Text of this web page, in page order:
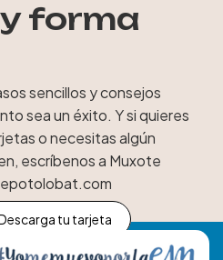
forma
sencillos y consejos
sea un éxito. Y si quieres
o necesitas algún
escríbenos a Muxote
tu tarjeta